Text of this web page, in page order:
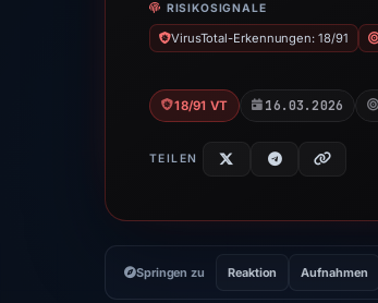
RISIKOSIGNALE
VirusTotal-Erkennungen: 18/91
18/91 VT 16.03.2026
TEILEN
Springen zu Reaktion Aufnahmen